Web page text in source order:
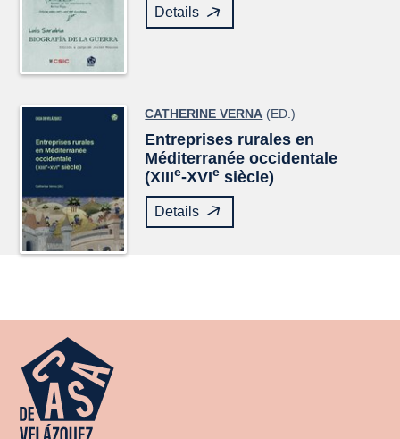
Details
CATHERINE VERNA (ED.)
Entreprises rurales en
Méditerranée occidentale
(XIIIe-XVIe siècle)
Details